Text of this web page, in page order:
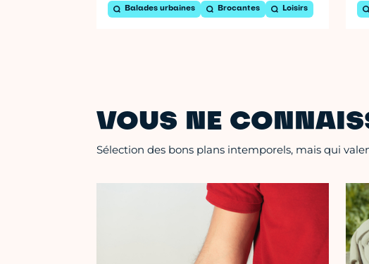
Balades urbaines Brocantes Loisirs
VOUS NE
Sélection des bons plans intemporels, mais qui